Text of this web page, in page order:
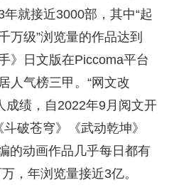
就接近3000部，其中“起
万级”浏览量的作品达到
》日文版在Piccoma平台
人气榜三甲。“网文改
成绩，自2022年9月阅文开
破苍穹》《武动乾坤》
的动画作品几乎每日都有
，年浏览量接近3亿。